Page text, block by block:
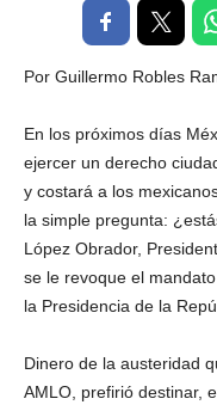
Por Guillermo Robles
En los próximos días
ejercer un derecho
y costará a los
la simple pregunta:
López Obrador,
se le revoque el
la Presidencia de la
Dinero de la austeridad
AMLO, prefirió destinar,